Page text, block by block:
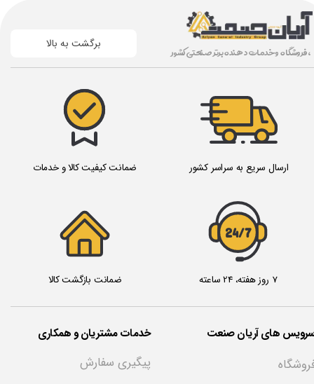
7 روز هفته، 24 ساعته ضمانت بازگشت کالا
ضمانت کیفیت کالا و خدمات
برگشت به بالا ، فروشگاه و خدمات دهنده برتر صنعتی کشور
های آریان صنعت خدمات مشتریان و همکاری
پیگیری سفارش
ارسال سریع به سراسر کشور
24/7